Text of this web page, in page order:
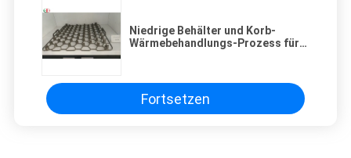
Niedrige Behälter und Korb-
Wärmebehandlungs-Prozess für
Fortsetzen